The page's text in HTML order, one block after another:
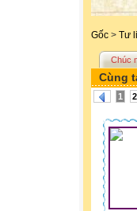
Gốc > Tư
Chúc
Cùng
1 2